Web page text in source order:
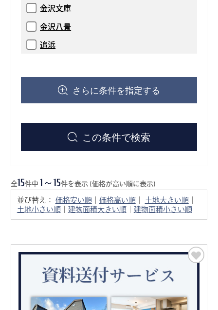
金沢文庫
金沢八景
追浜
さらに条件を指定する
この条件で検索
全15件中 1～15件を表示 (価格が高い順に表示)
並び替え： 価格安い順｜ 価格高い順｜ 土地大きい順｜
土地小さい順｜ 建物面積大きい順｜ 建物面積小さい順